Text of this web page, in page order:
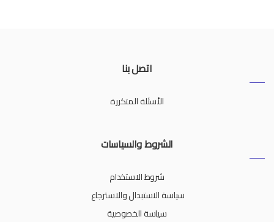
اتصل بنا
الأسئلة المتكررة
الشروط والسياسات
شروط الاستخدام
سياسة الاستبدال والاسترجاع
سياسة الخصوصية